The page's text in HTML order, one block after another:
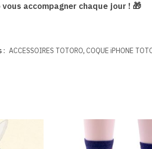
accompagner chaque jour ! 🎁
: ACCESSOIRES TOTORO, COQUE iPHONE